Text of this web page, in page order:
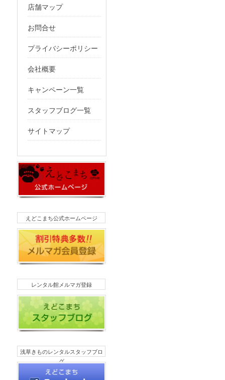
店舗マップ
お問合せ
プライバシーポリシー
会社概要
キャンペーン一覧
スタッフブログ一覧
サイトマップ
えどこまち公式ホームページ
レンタル館メルマガ登録
浅草きものレンタルスタッフブロ
グ